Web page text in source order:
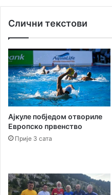
Слични текстови
Ајкуле побједом отвориле
Европско првенство
Прије 3 сата